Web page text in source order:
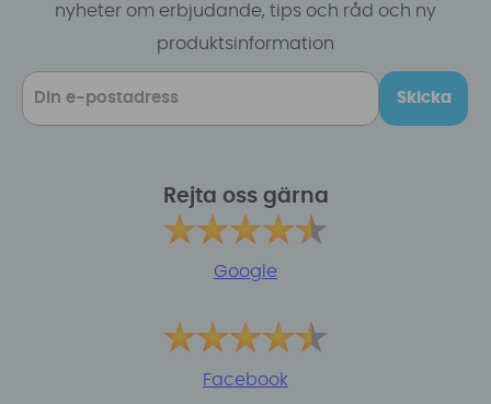
nyheter om erbjudande, tips och råd och ny
produktsinformation
Skicka
Rejta oss gärna
Google
Facebook